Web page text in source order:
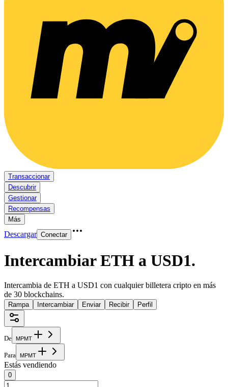
Transaccionar
Descubrir
Gestionar
Recompensas
Más
Descargar Conectar
Intercambiar ETH a USD1.
Intercambia de ETH a USD1 con cualquier billetera cripto en más
de 30 blockchains.
Rampa Intercambiar Enviar Recibir Perfil
De MPMT
Para MPMT
Estás vendiendo
0